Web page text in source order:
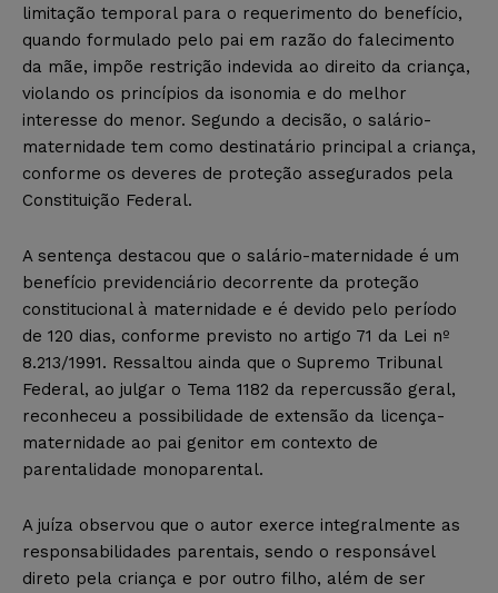
limitação temporal para o requerimento do benefício,
quando formulado pelo pai em razão do falecimento
da mãe, impõe restrição indevida ao direito da criança,
violando os princípios da isonomia e do melhor
interesse do menor. Segundo a decisão, o salário-
maternidade tem como destinatário principal a criança,
conforme os deveres de proteção assegurados pela
Constituição Federal.
A sentença destacou que o salário-maternidade é um
benefício previdenciário decorrente da proteção
constitucional à maternidade e é devido pelo período
de 120 dias, conforme previsto no artigo 71 da Lei nº
8.213/1991. Ressaltou ainda que o Supremo Tribunal
Federal, ao julgar o Tema 1182 da repercussão geral,
reconheceu a possibilidade de extensão da licença-
maternidade ao pai genitor em contexto de
parentalidade monoparental.
A juíza observou que o autor exerce integralmente as
responsabilidades parentais, sendo o responsável
direto pela criança e por outro filho, além de ser